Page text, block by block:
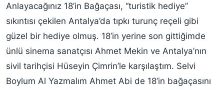
Anlayacağınız 18’in Bağaçası, “turistik hediye”
sıkıntısı çekilen Antalya’da tıpkı turunç reçeli gibi
güzel bir hediye olmuş. 18’in yerine son gittiğimde
ünlü sinema sanatçısı Ahmet Mekin ve Antalya’nın
sivil tarihçisi Hüseyin Çimrin’le karşılaştım. Selvi
Boylum Al Yazmalım Ahmet Abi de 18’in bağaçasını